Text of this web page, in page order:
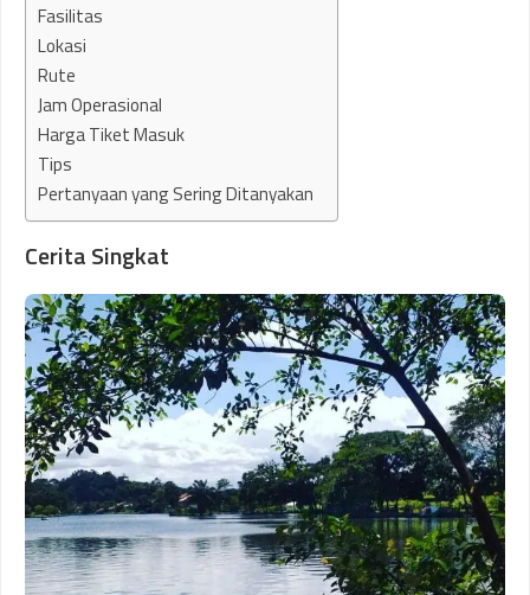
Fasilitas
Lokasi
Rute
Jam Operasional
Harga Tiket Masuk
Tips
Pertanyaan yang Sering Ditanyakan
Cerita Singkat